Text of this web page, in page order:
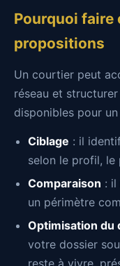
Pourquoi faire
propositions
Un courtier peut
réseau et
disponibles pour
Ciblage : il
selon le profil,
Comparaison : il
un périmètre
Optimisation du
votre dossier
reste à vivre,